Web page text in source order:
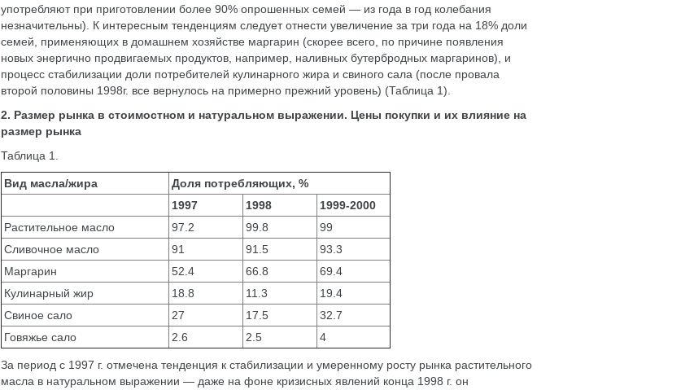
употребляют при приготовлении более 90% опрошенных семей — из года в год колебания
незначительны). К интересным тенденциям следует отнести увеличение за три года на 18% доли
семей, применяющих в домашнем хозяйстве маргарин (скорее всего, по причине появления
новых энергично продвигаемых продуктов, например, наливных бутербродных маргаринов), и
процесс стабилизации доли потребителей кулинарного жира и свиного сала (после провала
второй половины 1998г. все вернулось на примерно прежний уровень) (Таблица 1).
2. Размер рынка в стоимостном и натуральном выражении. Цены покупки и их влияние на
размер рынка
Таблица 1.
Вид масла/жира
Доля потребляющих, %
1997
1998
1999-2000
Растительное масло
97.2 99.8
99
Сливочное масло
91 91.5
93.3
Маргарин
52.4 66.8
69.4
Кулинарный жир
18.8 11.3
19.4
Свиное сало
27 17.5
32.7
Говяжье сало
2.6 2.5 4
За период с 1997 г. отмечена тенденция к стабилизации и умеренному росту рынка растительного
масла в натуральном выражении — даже на фоне кризисных явлений конца 1998 г. он